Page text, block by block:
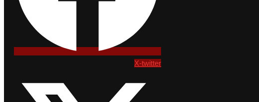
X-twitter